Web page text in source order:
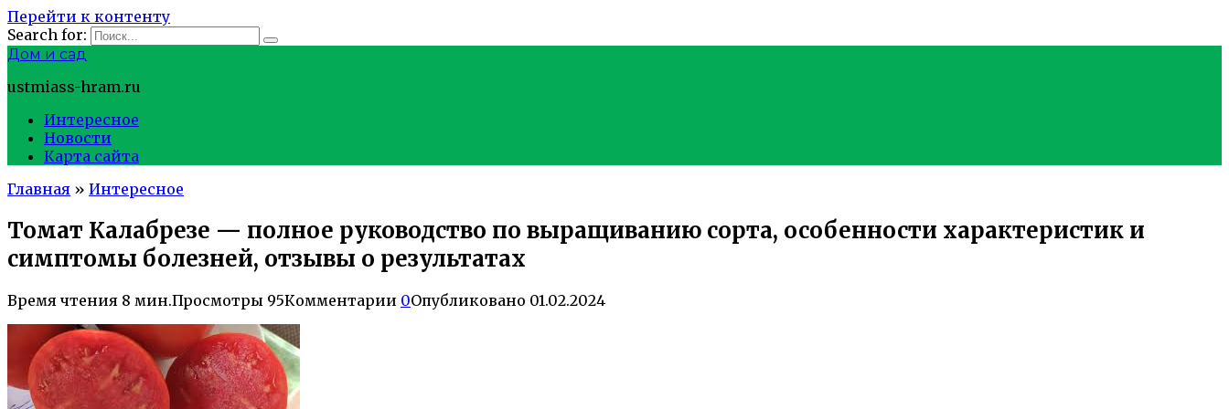
Перейти к контенту
Search for:
Дом и сад
ustmiass-hram.ru
Интересное
Новости
Карта сайта
Главная » Интересное
Томат Калабрезе — полное руководство по выращиванию сорта, особенности характеристик и
симптомы болезней, отзывы о результатах
Время чтения 8 мин.Просмотры 95Комментарии 0Опубликовано 01.02.2024